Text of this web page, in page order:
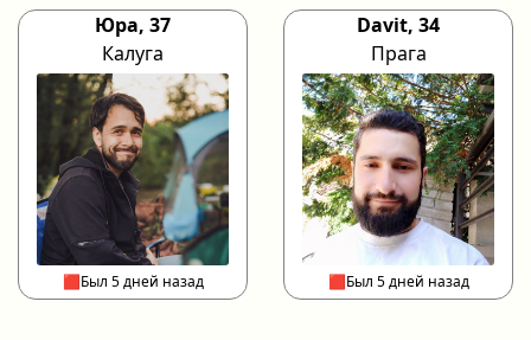
Юра, 37
Калуга
🟥Был 5 дней назад
Davit, 34
Прага
🟥Был 5 дней назад